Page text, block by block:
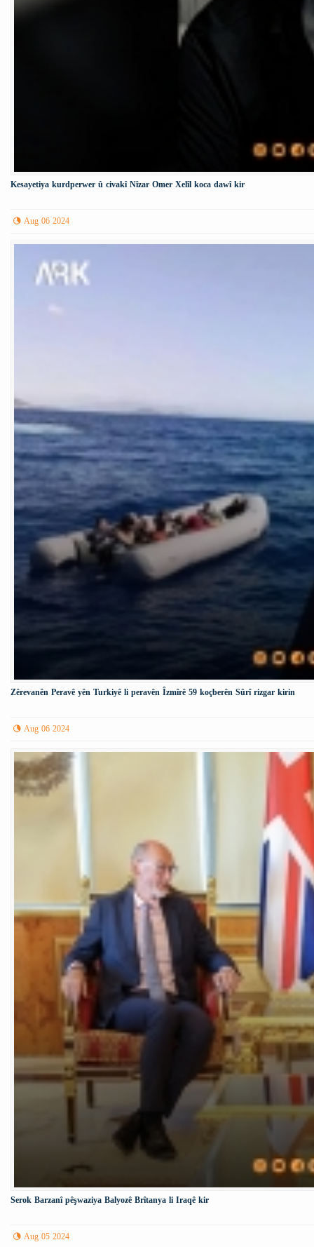
Kesayetiya kurdperwer û civakî Nîzar Omer Xelîl koca dawî kir
Aug 06 2024
Zêrevanên Peravê yên Turkiyê li peravên Îzmîrê 59 koçberên Sûrî rizgar kirin
Aug 06 2024
Serok Barzanî pêşwaziya Balyozê Brîtanya li Iraqê kir
Aug 05 2024